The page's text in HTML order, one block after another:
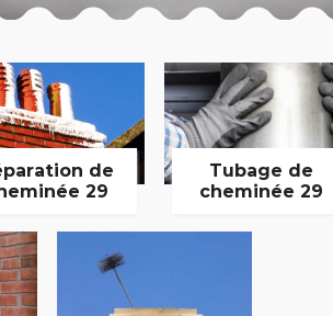
de
29
Tubage de
cheminée 29